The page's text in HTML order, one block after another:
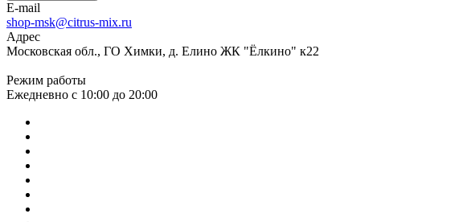
E-mail
shop-msk@citrus-mix.ru
Адрес
Московская обл., ГО Химки, д. Елино ЖК "Ёлкино" к22
Режим работы
Ежедневно с 10:00 до 20:00